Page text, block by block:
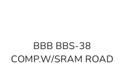
BBB BBS-38
COMP.W/SRAM ROAD